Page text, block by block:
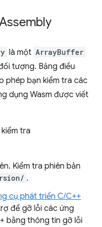
là một ArrayBuffer
tượng. Bảng điều
phép bạn kiểm tra các
dụng Wasm được viết
tra
Kiểm tra phiên bản
.
cụ phát triển C/C++
để gỡ lỗi các ứng
bằng thông tin gỡ lỗi